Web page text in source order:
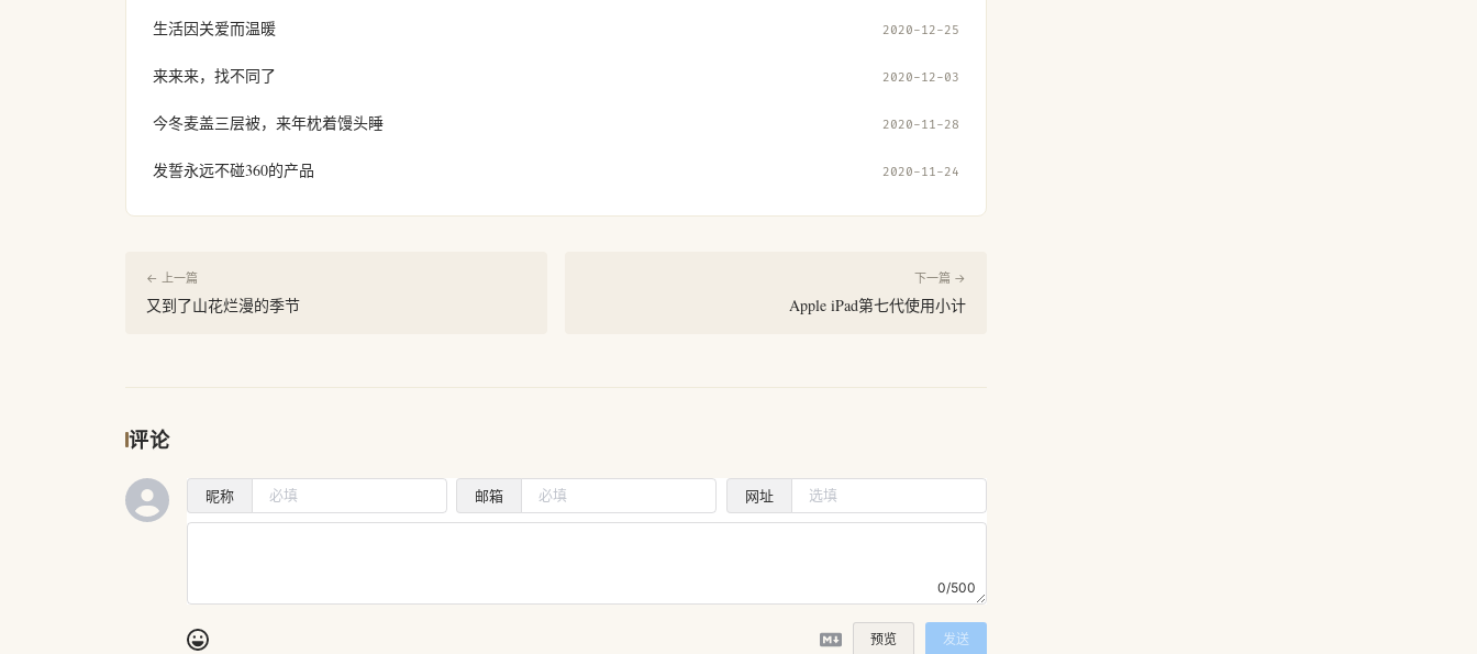
生活因关爱而温暖 2020-12-25
来来来，找不同了 2020-12-03
今冬麦盖三层被，来年枕着馒头睡 2020-11-28
发誓永远不碰360的产品 2020-11-24
← 上一篇
又到了山花烂漫的季节
下一篇 →
Apple iPad第七代使用小计
评论
昵称 邮箱 网址
0/500
预览 发送